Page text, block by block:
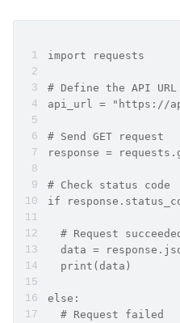
import requests
# Define the API
api_url = "https://
# Send GET request
response =
# Check status code
if
# Request
data =
  print(data)
else:
  # Request failed